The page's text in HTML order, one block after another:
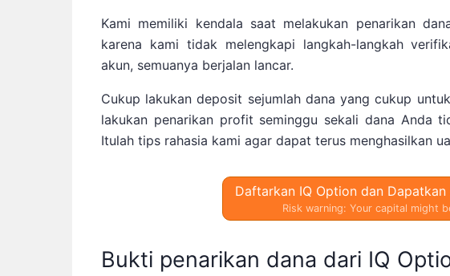
Kami memiliki kendala saat melakukan penarikan
karena kami tidak melengkapi langkah-langkah
akun, semuanya berjalan lancar.
Cukup lakukan deposit sejumlah dana yang cukup
lakukan penarikan profit seminggu sekali dana Anda
Itulah tips rahasia kami agar dapat terus menghasilkan
Daftarkan IQ Option dan
Risk warning: Your capital might
Bukti penarikan dana dari IQ